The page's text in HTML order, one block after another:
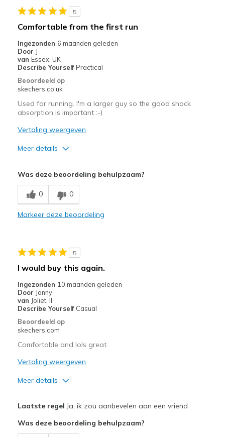
Width
Feels true to width
Sizing
Feels true to size
5
Comfortable from the first run
Ingezonden 6 maanden geleden
Door J
van Essex, UK
Describe Yourself Practical
Beoordeeld op
skechers.co.uk
Used for running. I'm a larger guy so the good shock
absorption is important :-)
Vertaling weergeven
Meer details
Comfortable
Was deze beoordeling behulpzaam?
0 0
Markeer deze beoordeling
5
I would buy this again.
Ingezonden 10 maanden geleden
Door Jonny
van Joliet, Il
Describe Yourself Casual
Beoordeeld op
skechers.com
Comfortable and lols great
Vertaling weergeven
Meer details
Breathe Well
Laatste regel Ja, ik zou aanbevelen aan een vriend
Was deze beoordeling behulpzaam?